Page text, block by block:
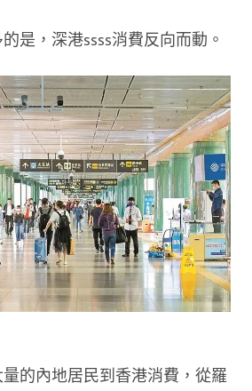
是，深港ssss消費反向而動。
的內地居民到香港消費，從羅